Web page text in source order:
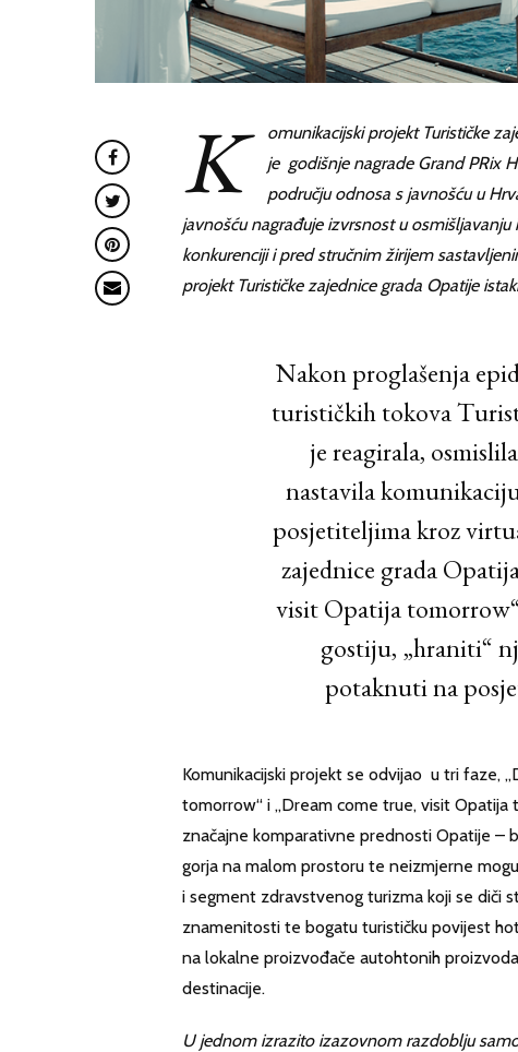
K
omunikacijski projekt Turističke
je godišnje nagrade Grand PRix
području odnosa s javnošću u
javnošću nagrađuje izvrsnost u
konkurenciji i pred stručnim žirijem
projekt Turističke zajednice grada Opatije
Nakon proglašenja
turističkih tokova
je reagirala,
nastavila
posjetiteljima kroz
zajednice grada
visit Opatija
gostiju, „hraniti“
potaknuti na
Komunikacijski projekt se odvijao u tri faze,
tomorrow“ i „Dream come true, visit Opatija
značajne komparativne prednosti Opatije –
gorja na malom prostoru te neizmjerne
i segment zdravstvenog turizma koji se diči
znamenitosti te bogatu turističku povijest
na lokalne proizvođače autohtonih
destinacije.
U jednom izrazito izazovnom razdoblju